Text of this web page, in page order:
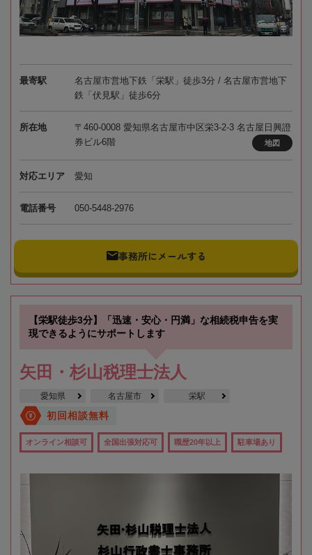
最寄駅
名古屋市営地下鉄「栄駅」徒歩3分 / 名古屋市営地下
鉄「伏見駅」徒歩6分
所在地
〒460-0008 愛知県名古屋市中区栄3-2-3 名古屋日興證
券ビル6階
地図
対応エリア 愛知
電話番号 050-5448-2976
事務所にメールする
【栄駅徒歩3分】「迅速・安心・円満」な相続税申告を実
現できるようにサポートします
矢田・杉山税理士法人
愛知県 名古屋市 栄駅
初回相談無料
オンライン相談可 全国出張対応可 職歴20年以上 駐車場あり